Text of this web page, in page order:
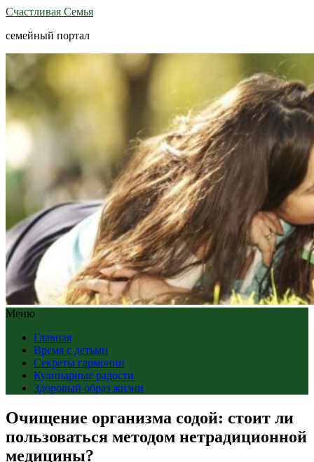
Счастливая Семья
семейный портал
Меню
Главная
Время с детьми
Секреты гармонии
Кулинарные радости
Здоровый образ жизни
Очищение организма содой: стоит ли
пользоваться методом нетрадиционной
медицины?